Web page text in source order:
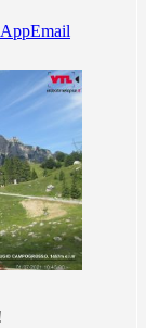
Email